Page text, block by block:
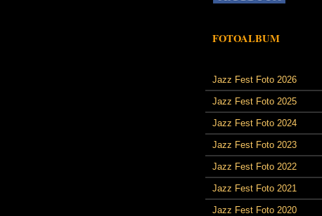
FOTOALBUM
Jazz Fest Foto 2026
Jazz Fest Foto 2025
Jazz Fest Foto 2024
Jazz Fest Foto 2023
Jazz Fest Foto 2022
Jazz Fest Foto 2021
Jazz Fest Foto 2020